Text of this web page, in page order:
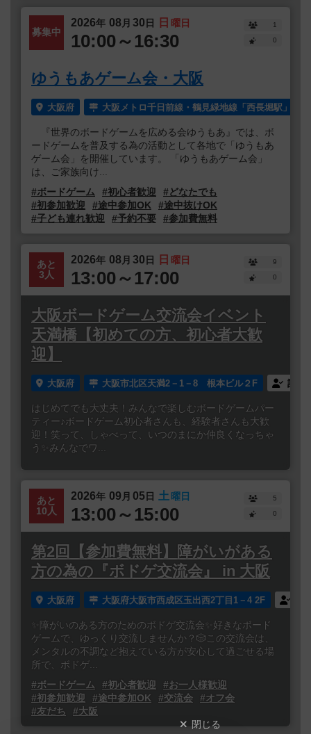
募集中
2026年 08 月 30日 日 曜日
10:00～16:30
1
0
ゆうもあゲーム会・大阪
大阪府 大阪メトロ千日前線・鶴見緑地線「西長堀駅」よ
『世界のボードゲームを広める会ゆうもあ』では、ボ
ードゲームを普及する為の活動として各地で「ゆうもあ
ゲーム会」を開催しています。 「ゆうもあゲーム会」
は、ご家族向け...
#ボードゲーム
#初心者歓迎
#どなたでも
#初参加歓迎
#途中参加OK
#途中抜けOK
#子ども連れ歓迎
#予約不要 #参加費無料
あと
3人
2026年 08 月 30日 日 曜日
13:00～17:00
9
0
大阪ボードゲーム交流会イベント
天満橋【初めての方、初心者大歓
迎】
大阪府 大阪市北区天満2－1－8 根本ビル２F 誰で
はじめてでも大丈夫！みんなで楽しむボードゲームパー
ティー♪ボードゲーム初心者さんも、経験者さんも大歓
迎！笑って、しゃべって、いつのまにか仲良くなっちゃ
う✨みんなでワ...
あと
10人
2026年 09 月 05日 土曜日
13:00～15:00
5
0
第2回【参加費無料】障がいがある
方の為の『ボドゲ交流会』 in 大阪
大阪府 大阪府大阪市西成区玉出西2丁目1－4 2F
✨障がいのある方のためのボドゲ交流会✨好きなボード
ゲームで、ゆっくり交流しませんか？🎲この交流会は、
メンタルの不調など抱えている方が安心して過ごせる場
所で、ボドゲ...
#ボードゲーム
#初心者歓迎
#お一人様歓迎
#初参加歓迎
#途中参加OK #交流会
#オフ会
#友だち
#大阪
閉じる